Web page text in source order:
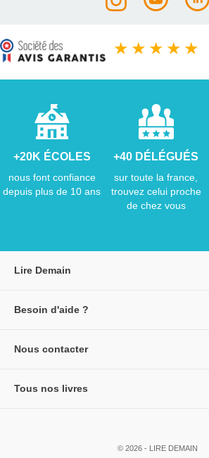
★ ★ ★ ★ ★
+20K ÉCOLES
nous font confiance
depuis plus de 10 ans
+40 DÉLÉGUÉS
sur toute la france,
trouvez celui proche
de chez vous
Lire Demain
★ Avis clients vérifiés
Besoin d'aide ?
Nous contacter
Tous nos livres
© 2026 - LIRE DEMAIN